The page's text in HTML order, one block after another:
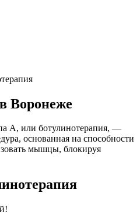
Воронеже
А, или ботулинотерапия, —
основанная на способности
мышцы, блокируя